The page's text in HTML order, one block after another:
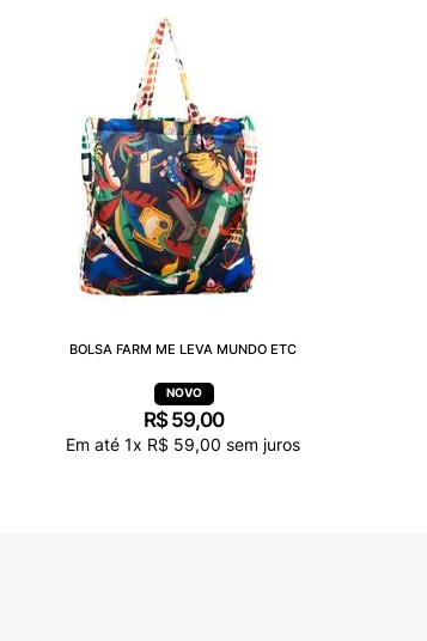
BOLSA FARM ME LEVA MUNDO ETC
R$ 59,00
Em até 1x R$ 59,00 sem juros